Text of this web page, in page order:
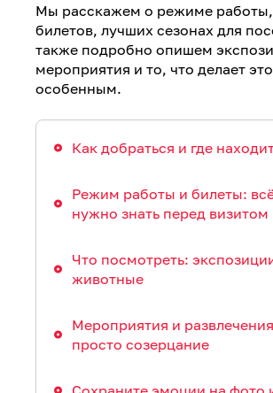
Мы расскажем о режиме
билетов, лучших сезонах для
также подробно опишем
мероприятия и то, что делает
особенным.
Как добраться и где
Режим работы и билеты:
нужно знать перед визитом
Что посмотреть:
животные
Мероприятия и
просто созерцание